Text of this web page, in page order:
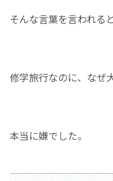
そんな言葉を言われる
修学旅行なのに、なぜ
本当に嫌でした。